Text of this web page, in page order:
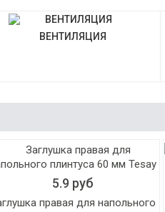
ВЕНТИЛЯЦИЯ
5.9 руб
правая для напольного